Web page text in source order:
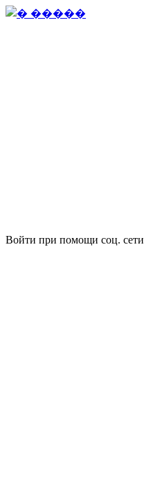
Войти при помощи соц. сети